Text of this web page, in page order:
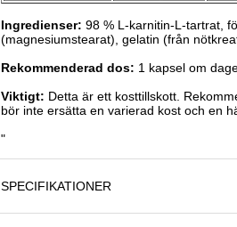
Ingredienser: 98 % L-karnitin-L-tartrat,
(magnesiumstearat), gelatin (från
Rekommenderad dos: 1 kapsel om
Viktigt: Detta är ett kosttillskott.
bör inte ersätta en varierad kost och en
"
SPECIFIKATIONER